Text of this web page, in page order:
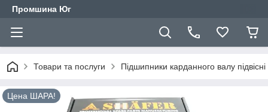
Промшина Юг
Товари та послуги Підшипники карданного валу підвісні
Цена ШАРА!